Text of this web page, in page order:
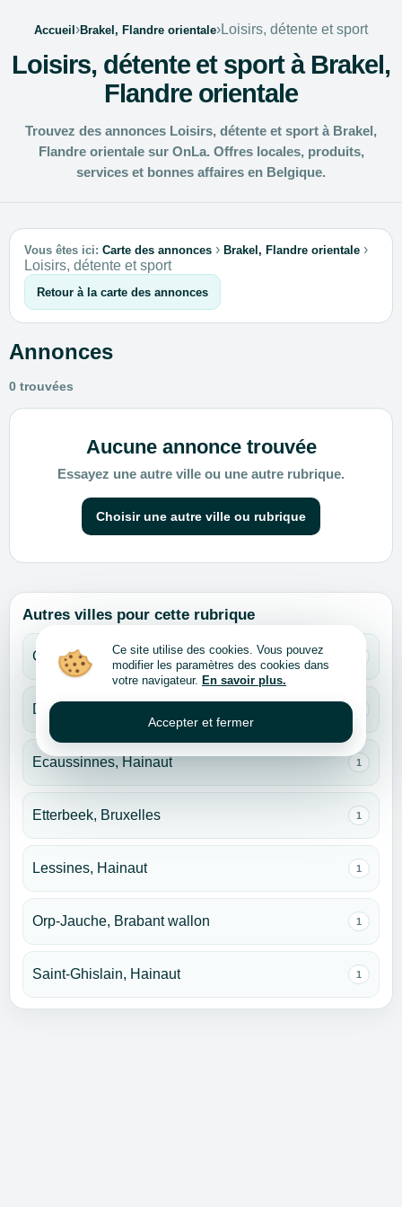
Accueil›Brakel, Flandre orientale›Loisirs, détente et sport
Loisirs, détente et sport à Brakel,
Flandre orientale
Trouvez des annonces Loisirs, détente et sport à Brakel,
Flandre orientale sur OnLa. Offres locales, produits,
services et bonnes affaires en Belgique.
Vous êtes ici: Carte des annonces › Brakel, Flandre orientale ›
Loisirs, détente et sport
Retour à la carte des annonces
Annonces
0 trouvées
Aucune annonce trouvée
Essayez une autre ville ou une autre rubrique.
Choisir une autre ville ou rubrique
Autres villes pour cette rubrique
Charleroi, Hainaut
Dilbeek, Brabant flamand
Ecaussinnes, Hainaut 1
Etterbeek, Bruxelles 1
Lessines, Hainaut 1
Orp-Jauche, Brabant wallon 1
Saint-Ghislain, Hainaut 1
Ce site utilise des cookies. Vous pouvez
modifier les paramètres des cookies dans
votre navigateur. En savoir plus.
Accepter et fermer